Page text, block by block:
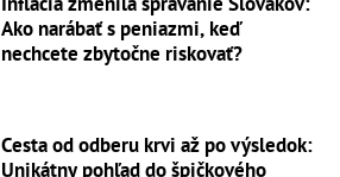
Ako narábať s peniazmi, keď
nechcete zbytočne riskovať?
Cesta od odberu krvi až po výsledok:
Unikátny pohľad do špičkového